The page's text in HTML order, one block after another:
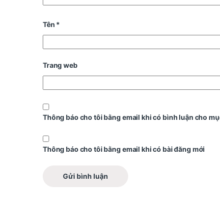
Tên *
Trang web
Thông báo cho tôi bằng email khi có bình luận cho
Thông báo cho tôi bằng email khi có bài đăng mới